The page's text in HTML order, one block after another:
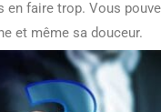
en faire trop. Vous
et même sa douceur.